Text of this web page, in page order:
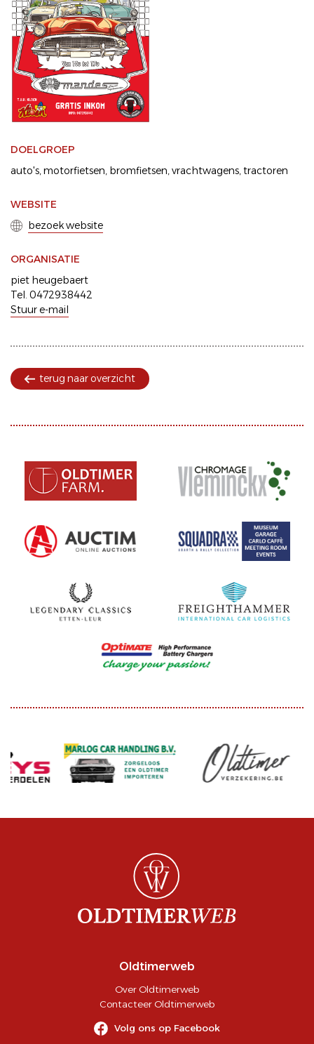
DOELGROEP
auto's motorfietsen bromfietsen vrachtwagens tractoren
WEBSITE
bezoek website
ORGANISATIE
piet heugebaert
Tel. 0472938442
Stuur e-mail
terug naar overzicht
Oldtimerweb
Over Oldtimerweb
Contacteer Oldtimerweb
Volg ons op Facebook